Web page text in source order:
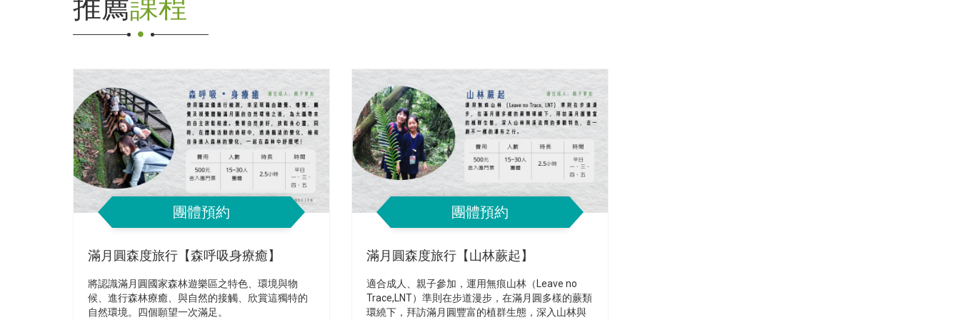
團體預約
滿月圓森度旅行【森呼吸身療癒】
將認識滿月圓國家森林遊樂區之特色、環境與物
候、進行森林療癒、與自然的接觸、欣賞這獨特的
自然環境。四個願望一次滿足。
團體預約
滿月圓森度旅行【山林蕨起】
適合成人、親子參加，運用無痕山林（Leave no
Trace,LNT）準則在步道漫步，在滿月圓多樣的蕨類
環繞下，拜訪滿月圓豐富的植群生態，深入山林與